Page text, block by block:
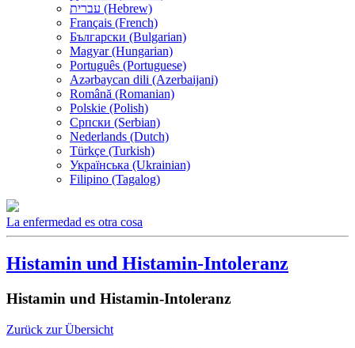
עברית (Hebrew)
Français (French)
Български (Bulgarian)
Magyar (Hungarian)
Português (Portuguese)
Azərbaycan dili (Azerbaijani)
Română (Romanian)
Polskie (Polish)
Српски (Serbian)
Nederlands (Dutch)
Türkçe (Turkish)
Українська (Ukrainian)
Filipino (Tagalog)
La enfermedad es otra cosa
Histamin und Histamin-Intoleranz
Histamin und Histamin-Intoleranz
Zurück zur Übersicht